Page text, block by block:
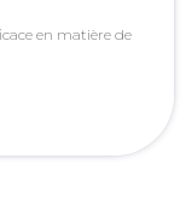
en matière de